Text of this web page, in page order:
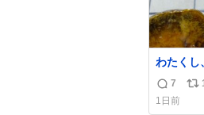
わたくし
昨日産
とても
綺麗でした。 次回の外来はこれ
返
信
7
リ
1日前